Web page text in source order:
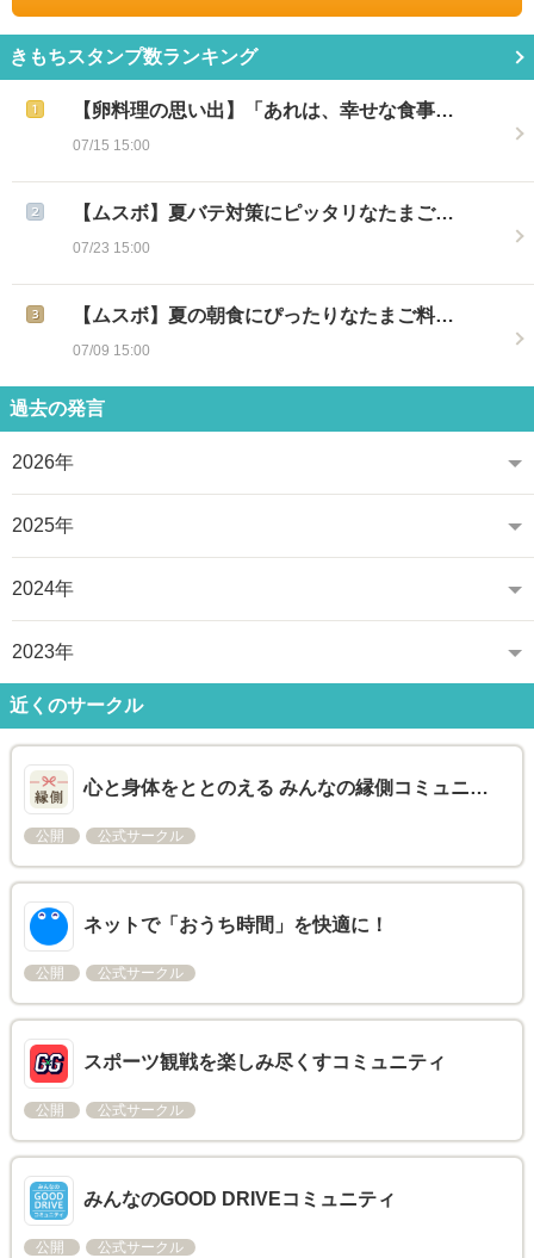
きもちスタンプ数ランキング
【卵料理の思い出】「あれは、幸せな食事…
07/15 15:00
【ムスボ】夏バテ対策にピッタリなたまご…
07/23 15:00
【ムスボ】夏の朝食にぴったりなたまご料…
07/09 15:00
過去の発言
2026年
2025年
2024年
2023年
近くのサークル
心と身体をととのえる みんなの縁側コミュニ…
公開 公式サークル
ネットで「おうち時間」を快適に！
公開 公式サークル
スポーツ観戦を楽しみ尽くすコミュニティ
公開 公式サークル
みんなのGOOD DRIVEコミュニティ
公開 公式サークル